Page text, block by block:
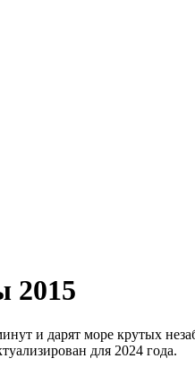
2015
и дарят море крутых
для 2024 года.